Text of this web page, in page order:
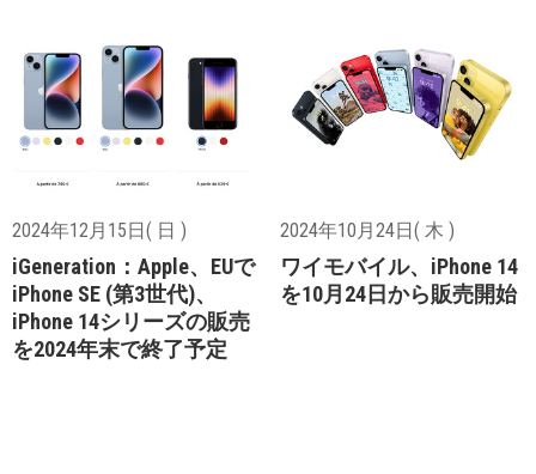
2024年12月15日( 日 )
iGeneration：Apple、EUで
iPhone SE (第3世代)、
iPhone 14シリーズの販売
を2024年末で終了予定
2024年10月24日( 木 )
ワイモバイル、iPhone 14
を10月24日から販売開始